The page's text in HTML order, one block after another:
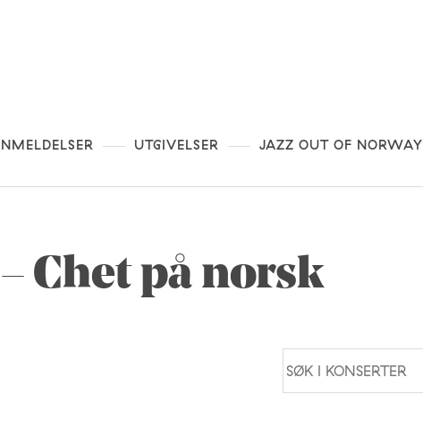
UTGIVELSER JAZZ OUT OF NORWAY
Chet på norsk